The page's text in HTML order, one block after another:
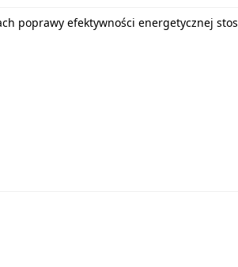
poprawy efektywności energetycznej